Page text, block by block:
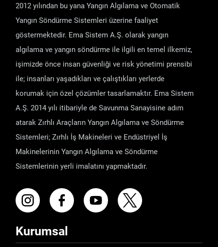
2012 yılından bu yana Yangın Algılama ve Otomatik
Yangın Söndürme Sistemleri üzerine faaliyet
göstermektedir. Ema Sistem A.Ş. olarak yangın
algılama ve yangın söndürme ile ilgili en temel ilkemiz,
işimizde önce insan güvenliği ve risk yönetimi prensibi
ile; insanları yaşadıkları ve çalıştıkları yerlerde
korumak için özel çözümler tasarlamaktır. Ema Sistem
A.Ş. 2014 yılı itibariyle de Savunma Sanayisine adım
atarak Zırhlı Araçların Yangın Algılama ve Söndürme
Sistemleri; Zırhlı İş Makineleri ve Endüstriyel İş
Makinelerinin Yangın Algılama ve Söndürme
Sistemlerinin yerli imalatını yapmaktadır.
Kurumsal